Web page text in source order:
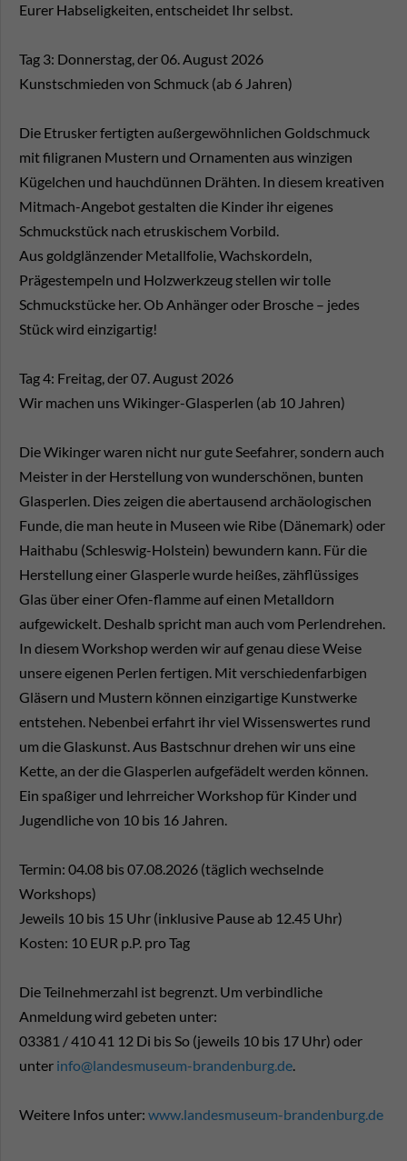
Eurer Habseligkeiten, entscheidet Ihr selbst.
Tag 3: Donnerstag, der 06. August 2026
Kunstschmieden von Schmuck (ab 6 Jahren)
Die Etrusker fertigten außergewöhnlichen Goldschmuck
mit filigranen Mustern und Ornamenten aus winzigen
Kügelchen und hauchdünnen Drähten. In diesem kreativen
Mitmach-Angebot gestalten die Kinder ihr eigenes
Schmuckstück nach etruskischem Vorbild.
Aus goldglänzender Metallfolie, Wachskordeln,
Prägestempeln und Holzwerkzeug stellen wir tolle
Schmuckstücke her. Ob Anhänger oder Brosche – jedes
Stück wird einzigartig!
Tag 4: Freitag, der 07. August 2026
Wir machen uns Wikinger-Glasperlen (ab 10 Jahren)
Die Wikinger waren nicht nur gute Seefahrer, sondern auch
Meister in der Herstellung von wunderschönen, bunten
Glasperlen. Dies zeigen die abertausend archäologischen
Funde, die man heute in Museen wie Ribe (Dänemark) oder
Haithabu (Schleswig-Holstein) bewundern kann. Für die
Herstellung einer Glasperle wurde heißes, zähflüssiges
Glas über einer Ofen-flamme auf einen Metalldorn
aufgewickelt. Deshalb spricht man auch vom Perlendrehen.
In diesem Workshop werden wir auf genau diese Weise
unsere eigenen Perlen fertigen. Mit verschiedenfarbigen
Gläsern und Mustern können einzigartige Kunstwerke
entstehen. Nebenbei erfahrt ihr viel Wissenswertes rund
um die Glaskunst. Aus Bastschnur drehen wir uns eine
Kette, an der die Glasperlen aufgefädelt werden können.
Ein spaßiger und lehrreicher Workshop für Kinder und
Jugendliche von 10 bis 16 Jahren.
Termin: 04.08 bis 07.08.2026 (täglich wechselnde
Workshops)
Jeweils 10 bis 15 Uhr (inklusive Pause ab 12.45 Uhr)
Kosten: 10 EUR p.P. pro Tag
Die Teilnehmerzahl ist begrenzt. Um verbindliche
Anmeldung wird gebeten unter:
03381 / 410 41 12 Di bis So (jeweils 10 bis 17 Uhr) oder
unter info@landesmuseum-brandenburg.de.
Weitere Infos unter: www.landesmuseum-brandenburg.de